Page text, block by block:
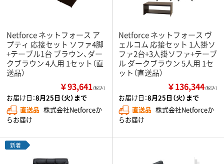
Netforce ネットフォース ア
プティ 応接セット ソファ4脚
+テーブル1台 ブラウン、ダー
クブラウン 4人用 1セット（直
送品）
￥93,641（税込）
お届け日：8月25日（火）まで
直送品 株式会社Netforceか
らお届け
Netforce ネットフォース ヴ
ェルコム 応接セット 1人掛ソ
ファ2台+3人掛ソファ+テーブ
ル ダークブラウン 5人用 1セ
ット（直送品）
￥136,344（税込）
お届け日：8月25日（火）まで
直送品 株式会社Netforceか
らお届け
新着